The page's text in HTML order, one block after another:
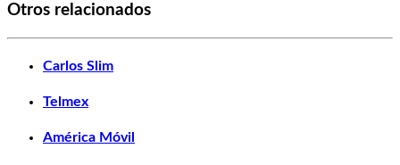
Otros relacionados
Carlos Slim
Telmex
América Móvil